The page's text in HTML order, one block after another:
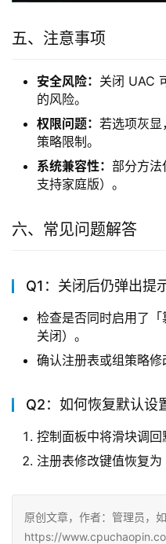
五、注意事项
安全风险： 关闭 UAC
的风险。
权限问题： 若选项灰显
策略限制。
系统兼容性： 部分方法
支持家庭版）。
六、常见问题解答
Q1：关闭后仍弹出提
检查是否同时启用了
关闭）。
确认注册表或组策略修
Q2：如何恢复默认设
控制面板中将滑块调回
注册表修改键值恢复为
原创文章，作者：管理员，
https://